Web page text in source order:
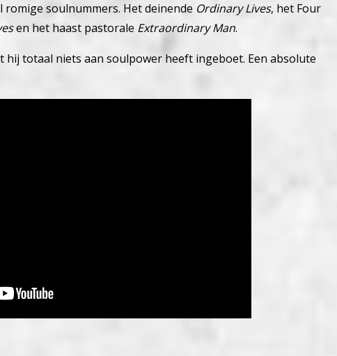
soulnummers. Het deinende Ordinary Lives, het Four
en het haast pastorale Extraordinary Man.
hij totaal niets aan soulpower heeft ingeboet. Een absolute